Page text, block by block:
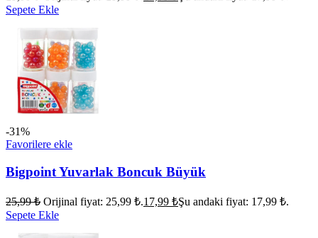
Sepete Ekle
-31%
Favorilere ekle
Bigpoint Yuvarlak Boncuk Büyük
25,99₺ Orijinal fiyat: 25,99 ₺.17,99 ₺Şu andaki fiyat: 17,99 ₺.
Sepete Ekle